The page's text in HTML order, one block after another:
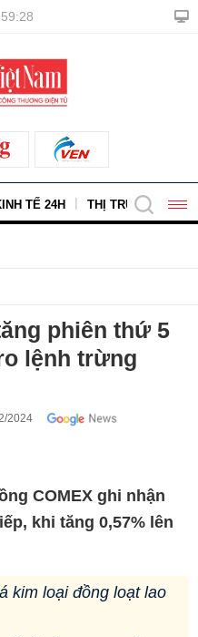
TẾ 24H THỊ TRƯỜNG -
phiên thứ 5
lệnh trừng
2024
COMEX ghi nhận
khi tăng 0,57% lên
kim loại đồng loạt lao